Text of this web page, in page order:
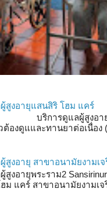
สูงอายุแสนสิริ โฮม แคร์
ดูแลผู้สูงอายุ ผู้ป่ว
ต้องดูแและทานยาต่อเนื่อง
สูงอายุ สาขาอนามัยงามเจ
งอายุพระราม2
ม แคร์ สาขาอนามัยงามเจ